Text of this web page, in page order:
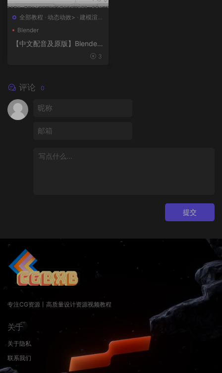
全部教程 · 动态动效> · 建模渲染
Blender
【中文配音及原版】Blender
3
评论 0
提交
专注CG资源丨高质量设计资源视频教程
关于
关于隐私
联系我们